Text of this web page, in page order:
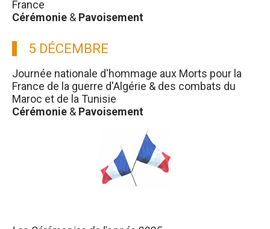
France
Cérémonie & Pavoisement
5 DÉCEMBRE
Journée nationale d'hommage aux Morts pour la
France de la guerre d'Algérie & des combats du
Maroc et de la Tunisie
Cérémonie & Pavoisement